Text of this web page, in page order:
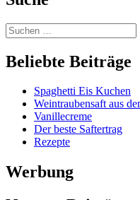
Beliebte Beiträge
Spaghetti Eis Kuchen
Weintraubensaft aus
Vanillecreme
Der beste Saftertrag
Rezepte
Werbung